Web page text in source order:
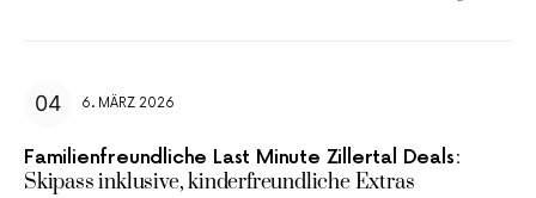
6. MÄRZ 2026
Familienfreundliche Last Minute Zillertal Deals:
Skipass inklusive, kinderfreundliche Extras